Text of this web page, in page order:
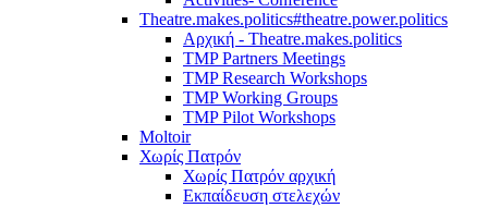
Theatre.makes.politics#theatre.power.politics
Αρχική - Theatre.makes.politics
TMP Partners Meetings
TMP Research Workshops
TMP Working Groups
TMP Pilot Workshops
Moltoir
Χωρίς Πατρόν
Χωρίς Πατρόν αρχική
Εκπαίδευση στελεχών